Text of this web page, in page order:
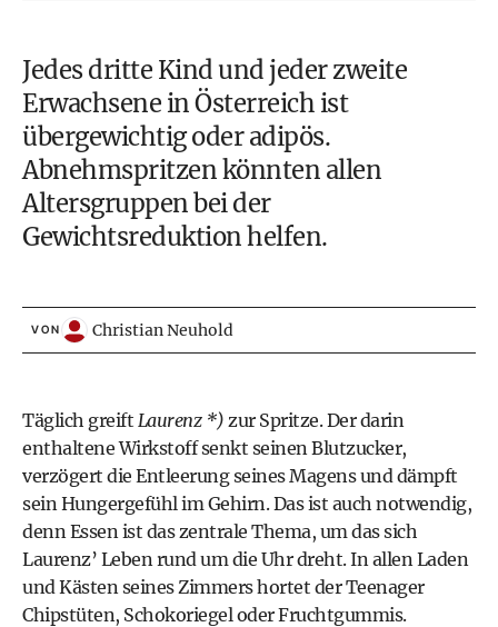
Jedes dritte Kind und jeder zweite
Erwachsene in Österreich ist
übergewichtig oder adipös.
Abnehmspritzen könnten allen
Altersgruppen bei der
Gewichtsreduktion helfen.
VON Christian Neuhold
Täglich greift Laurenz *) zur Spritze. Der darin
enthaltene Wirkstoff senkt seinen Blutzucker,
verzögert die Entleerung seines Magens und dämpft
sein Hungergefühl im Gehirn. Das ist auch notwendig,
denn Essen ist das zentrale Thema, um das sich
Laurenz’ Leben rund um die Uhr dreht. In allen Laden
und Kästen seines Zimmers hortet der Teenager
Chipstüten, Schokoriegel oder Fruchtgummis.